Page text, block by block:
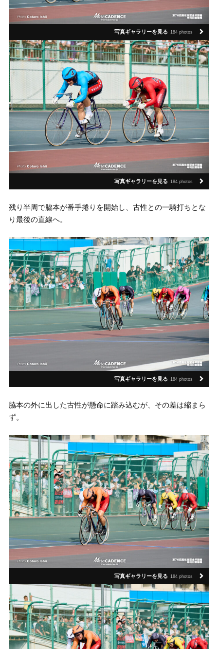
写真ギャラリーを見る 184 photos
写真ギャラリーを見る 184 photos
残り半周で脇本が番手捲りを開始し、古性との一騎打ちとな
り最後の直線へ。
写真ギャラリーを見る 184 photos
脇本の外に出した古性が懸命に踏み込むが、その差は縮まら
ず。
写真ギャラリーを見る 184 photos